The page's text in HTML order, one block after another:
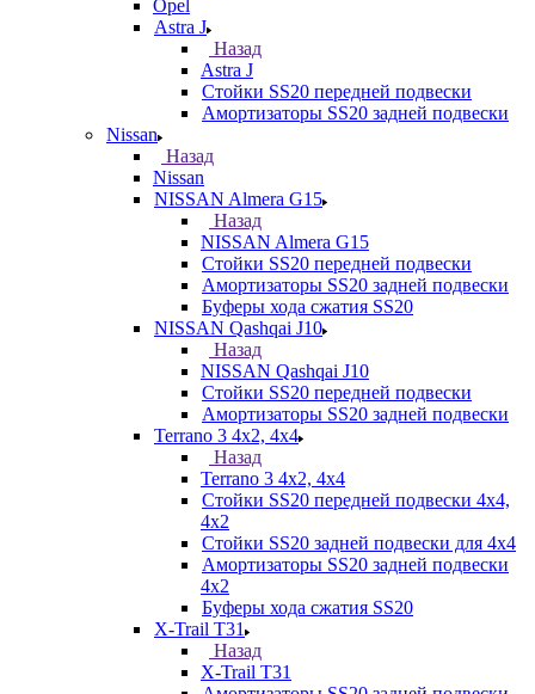
Opel
Astra J
Назад
Astra J
Стойки SS20 передней подвески
Амортизаторы SS20 задней подвески
Nissan
Назад
Nissan
NISSAN Almera G15
Назад
NISSAN Almera G15
Стойки SS20 передней подвески
Амортизаторы SS20 задней подвески
Буферы хода сжатия SS20
NISSAN Qashqai J10
Назад
NISSAN Qashqai J10
Стойки SS20 передней подвески
Амортизаторы SS20 задней подвески
Terrano 3 4х2, 4х4
Назад
Terrano 3 4х2, 4х4
Стойки SS20 передней подвески 4х4,
4x2
Стойки SS20 задней подвески для 4х4
Амортизаторы SS20 задней подвески
4х2
Буферы хода сжатия SS20
X-Trail T31
Назад
X-Trail T31